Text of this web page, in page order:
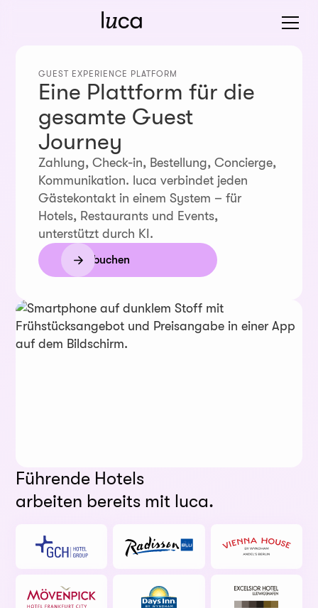
GUEST EXPERIENCE PLATFORM
Eine Plattform für die
gesamte Guest
Journey
Zahlung, Check-in, Bestellung, Concierge,
Kommunikation. luca verbindet jeden
Gästekontakt in einem System – für
Hotels, Restaurants und Events,
unterstützt durch KI.
Demo buchen
Führende Hotels
arbeiten bereits mit luca.